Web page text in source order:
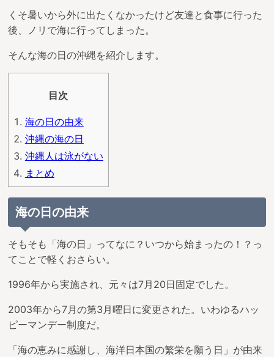
くそ暑いから外に出たくなかったけど友達と食事に行った
後、ノリで海に行ってしまった。
そんな海の日の沖縄を紹介します。
目次
海の日の由来
沖縄の海の日
沖縄人は泳がない
まとめ
海の日の由来
そもそも「海の日」ってなに？いつから始まったの！？っ
てことで軽くおさらい。
1996年から実施され、元々は7月20日固定でした。
2003年から7月の第3月曜日に変更された。いわゆるハッ
ピーマンデー制度だ。
「海の恵みに感謝し、海洋日本国の繁栄を願う日」が由来